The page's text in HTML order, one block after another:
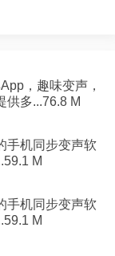
，趣味变声，
供多...76.8 M
手机同步变声软
M
手机同步变声软
M